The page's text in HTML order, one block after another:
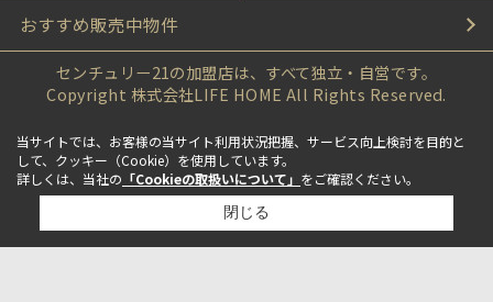
おすすめ販売中物件
センチュリー21の加盟店は、すべて独立・自営です。
Copyright 株式会社LIFE HOME All Rights Reserved.
当サイトでは、お客様の当サイト利用状況把握、サービス向上検討を目的と
して、クッキー（Cookie）を使用しています。
詳しくは、当社の 「Cookieの取扱いについて」 をご確認ください。
閉じる